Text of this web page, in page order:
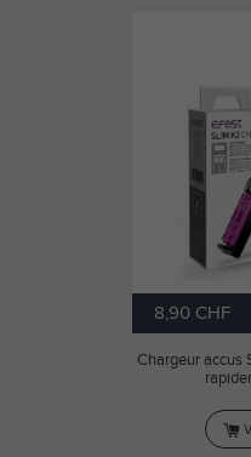
8,90 CHF
Chargeur accus